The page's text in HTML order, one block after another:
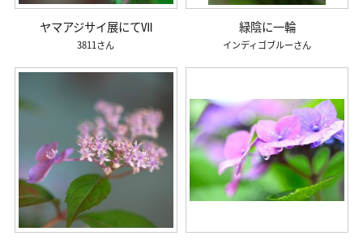
ヤマアジサイ展にてⅦ
3811
緑陰に一輪
インディゴブルー